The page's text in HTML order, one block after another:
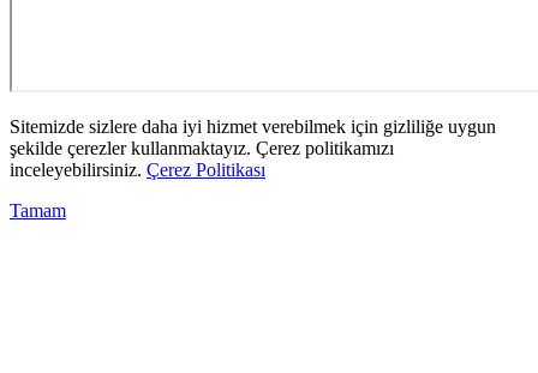
Sitemizde sizlere daha iyi hizmet verebilmek için gizliliğe uygun
şekilde çerezler kullanmaktayız. Çerez politikamızı
inceleyebilirsiniz. Çerez Politikası
Tamam